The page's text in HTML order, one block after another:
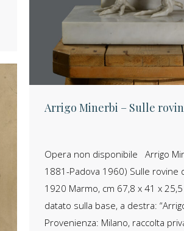
Arrigo Minerbi – Sulle
Opera non disponibile Arrigo
1881-Padova 1960) Sulle rovine
1920 Marmo, cm 67,8 x 41 x
datato sulla base, a destra:
Provenienza: Milano, raccolta